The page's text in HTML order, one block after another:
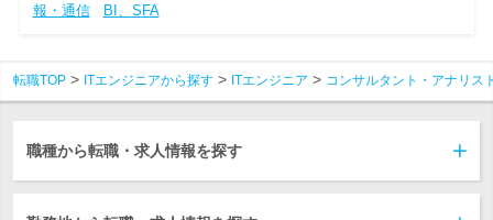
報・通信
BI、SFA
転職TOP ITエンジニアから探す ITエンジニア コンサルタント・アナリス
職種から転職・求人情報を探す